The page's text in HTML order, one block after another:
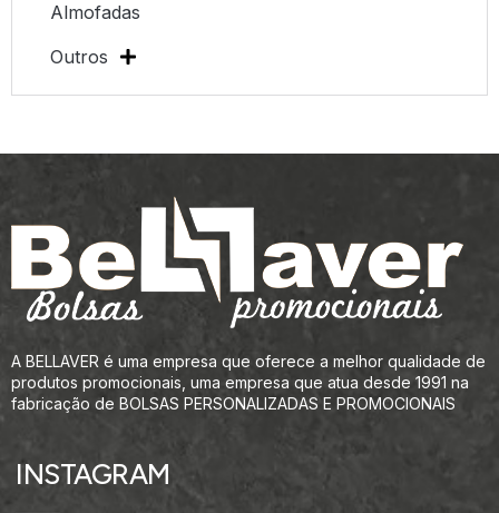
Almofadas
Outros
A BELLAVER é uma empresa que oferece a melhor qualidade de
produtos promocionais, uma empresa que atua desde 1991 na
fabricação de BOLSAS PERSONALIZADAS E PROMOCIONAIS
INSTAGRAM